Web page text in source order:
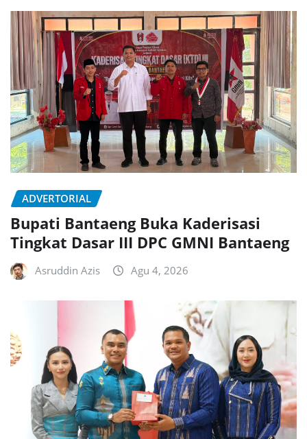
ADVERTORIAL
Bupati Bantaeng Buka Kaderisasi
Tingkat Dasar III DPC GMNI Bantaeng
Asruddin Azis Agu 4, 2026